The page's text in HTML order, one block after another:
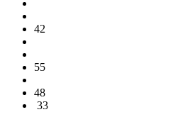
42
55
48
33